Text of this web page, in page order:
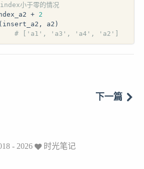
小于零的情况
+ 2
a2)
# ['a1', 'a3', 'a4', 'a2']
下一篇
- 2026 时光笔记